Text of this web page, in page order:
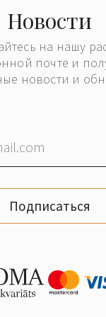
Новости
на нашу
почте и
новости и
Подписаться